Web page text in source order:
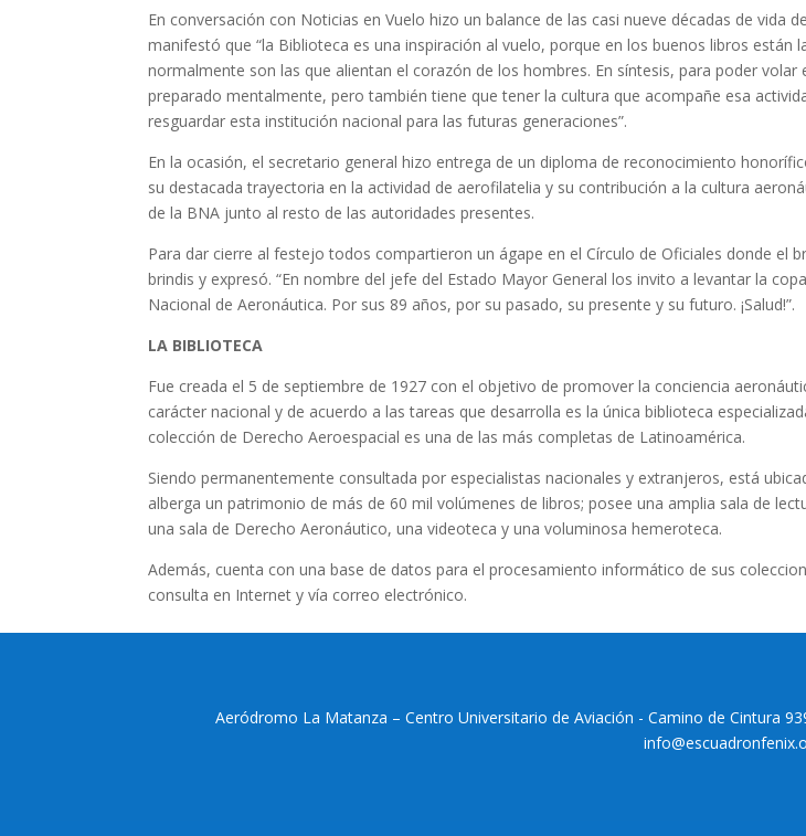
En conversación con Noticias en Vuelo hizo un balance de las casi nueve décadas de vida
manifestó que “la Biblioteca es una inspiración al vuelo, porque en los buenos libros están
normalmente son las que alientan el corazón de los hombres. En síntesis, para poder
preparado mentalmente, pero también tiene que tener la cultura que acompañe esa
resguardar esta institución nacional para las futuras generaciones”.
En la ocasión, el secretario general hizo entrega de un diploma de reconocimiento
su destacada trayectoria en la actividad de aerofilatelia y su contribución a la cultura
de la BNA junto al resto de las autoridades presentes.
Para dar cierre al festejo todos compartieron un ágape en el Círculo de Oficiales donde el
brindis y expresó. “En nombre del jefe del Estado Mayor General los invito a levantar la
Nacional de Aeronáutica. Por sus 89 años, por su pasado, su presente y su futuro. ¡Salud!”.
LA BIBLIOTECA
Fue creada el 5 de septiembre de 1927 con el objetivo de promover la conciencia
carácter nacional y de acuerdo a las tareas que desarrolla es la única biblioteca
colección de Derecho Aeroespacial es una de las más completas de Latinoamérica.
Siendo permanentemente consultada por especialistas nacionales y extranjeros, está
alberga un patrimonio de más de 60 mil volúmenes de libros; posee una amplia sala de
una sala de Derecho Aeronáutico, una videoteca y una voluminosa hemeroteca.
Además, cuenta con una base de datos para el procesamiento informático de sus
consulta en Internet y vía correo electrónico.
Aeródromo La Matanza – Centro Universitario de Aviación - Camino de Cintura